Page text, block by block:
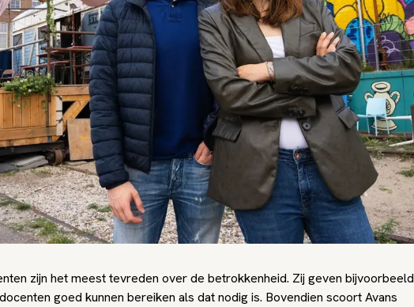
zijn het meest tevreden over de betrokkenheid. Zij geven bijvoorbeeld
goed kunnen bereiken als dat nodig is. Bovendien scoort Avans